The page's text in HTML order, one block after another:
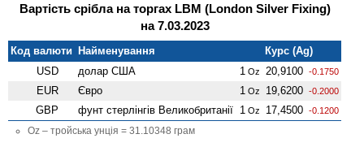
Вартість срібла на торгах LBM (London Silver Fixing)
на 7.03.2023
Код валюти Найменування
Курс (Ag)
USD
долар США 1 Oz 20,9100 -0.1750
EUR Євро 1 Oz 19,6200 -0.2000
GBP фунт стерлінгів Велико­британії 1 Oz 17,4500 -0.1200
Oz – тройська унція = 31.10348 грам